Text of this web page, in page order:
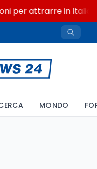
per attrarre in
MONDO